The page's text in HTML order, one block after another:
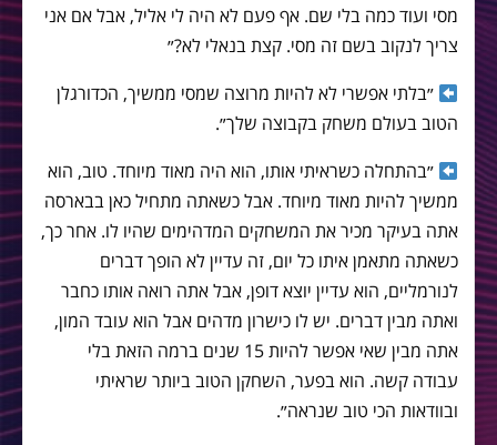
מסי ועוד כמה בלי שם. אף פעם לא היה לי אליל, אבל אם אני
צריך לנקוב בשם זה מסי. קצת בנאלי לא?״
״בלתי אפשרי לא להיות מרוצה שמסי ממשיך, הכדורגלן
הטוב בעולם משחק בקבוצה שלך״.
״בהתחלה כשראיתי אותו, הוא היה מאוד מיוחד. טוב, הוא
ממשיך להיות מאוד מיוחד. אבל כשאתה מתחיל כאן בבארסה
אתה בעיקר מכיר את המשחקים המדהימים שהיו לו. אחר כך,
כשאתה מתאמן איתו כל יום, זה עדיין לא הופך דברים
לנורמליים, הוא עדיין יוצא דופן, אבל אתה רואה אותו כחבר
ואתה מבין דברים. יש לו כישרון מדהים אבל הוא עובד המון,
אתה מבין שאי אפשר להיות 15 שנים ברמה הזאת בלי
עבודה קשה. הוא בפער, השחקן הטוב ביותר שראיתי
ובוודאות הכי טוב שנראה״.